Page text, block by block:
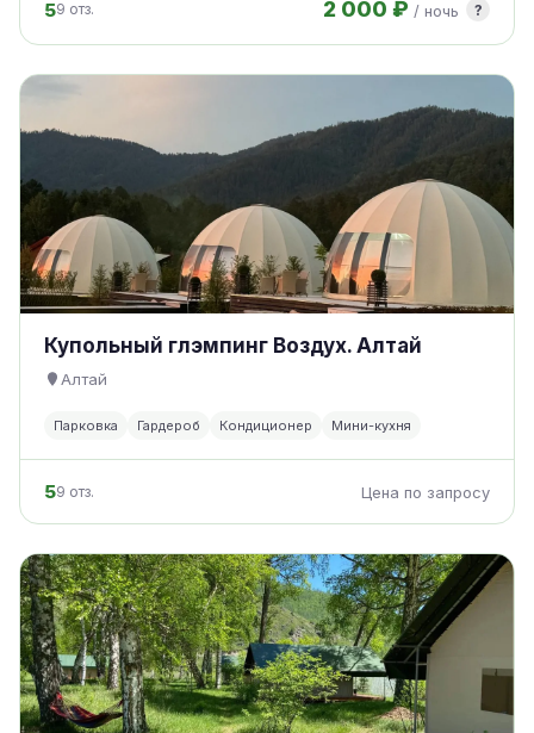
59 отз. 2 000 ₽ / ночь ?
Купольный глэмпинг Воздух. Алтай
Алтай
Парковка Гардероб Кондиционер Мини-кухня
59 отз. Цена по запросу